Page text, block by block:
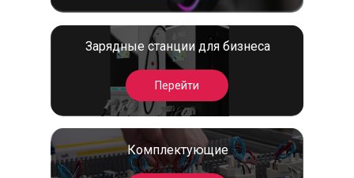
Комплектующие
Перейти
Зарядные станции для бизнеса